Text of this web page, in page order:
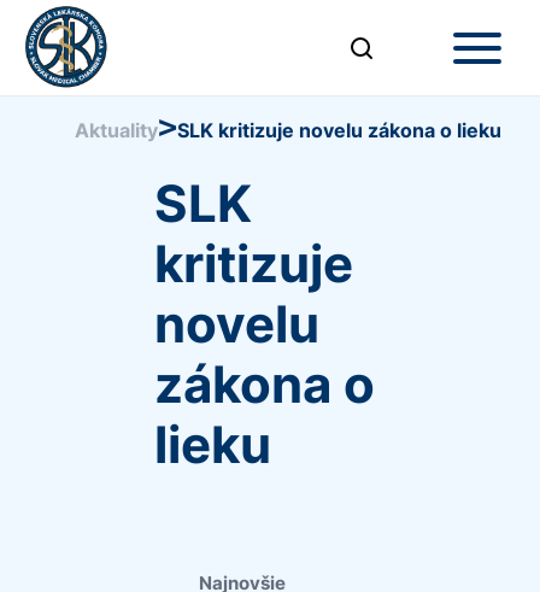
Aktuality>SLK kritizuje novelu zákona o lieku
SLK
kritizuje
novelu
zákona o
lieku
Najnovšie